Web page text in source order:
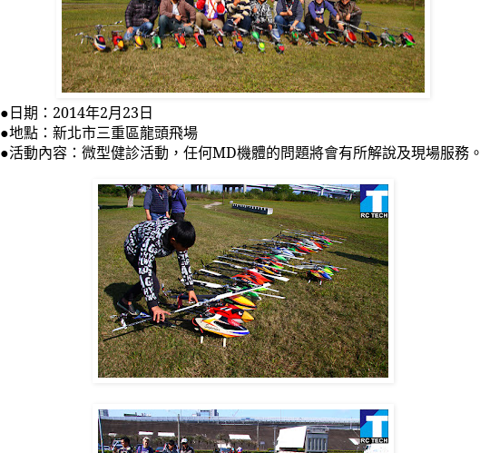
●日期： 2014年2月23日
●地點：新北市三重區龍頭飛場
●活動內容：微型健診活動，任何MD機體的問題將會有所解說及現場服務。